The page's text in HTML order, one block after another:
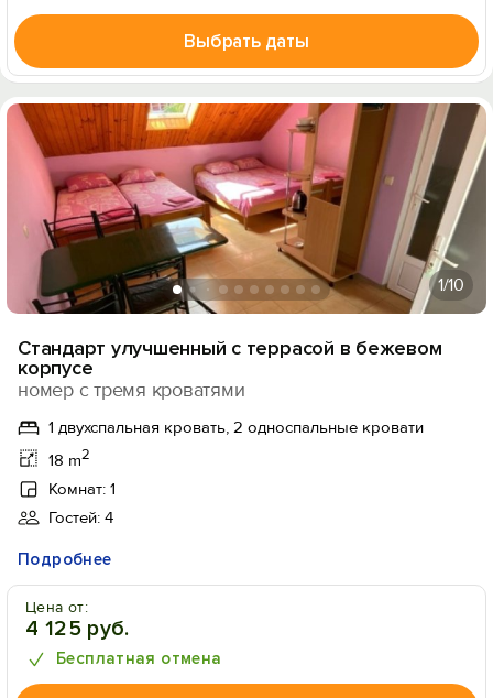
Выбрать даты
1/10
Стандарт улучшенный с террасой в бежевом
корпусе
номер с тремя кроватями
1 двухспальная кровать, 2 односпальные кровати
18 m2
Комнат: 1
Гостей: 4
Подробнее
Цена от:
4 125 руб.
Бесплатная отмена